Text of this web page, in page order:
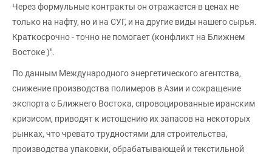
Через формульные контракты он отражается в ценах не
только на нафту, но и на СУГ, и на другие виды нашего сырья.
Краткосрочно - точно не помогает (конфликт на Ближнем
Востоке )".
По данным Международного энергетического агентства,
снижение производства полимеров в Азии и сокращение
экспорта с Ближнего Востока, спровоцированные иранским
кризисом, приводят к истощению их запасов на некоторых
рынках, что чревато трудностями для строительства,
производства упаковки, обрабатывающей и текстильной